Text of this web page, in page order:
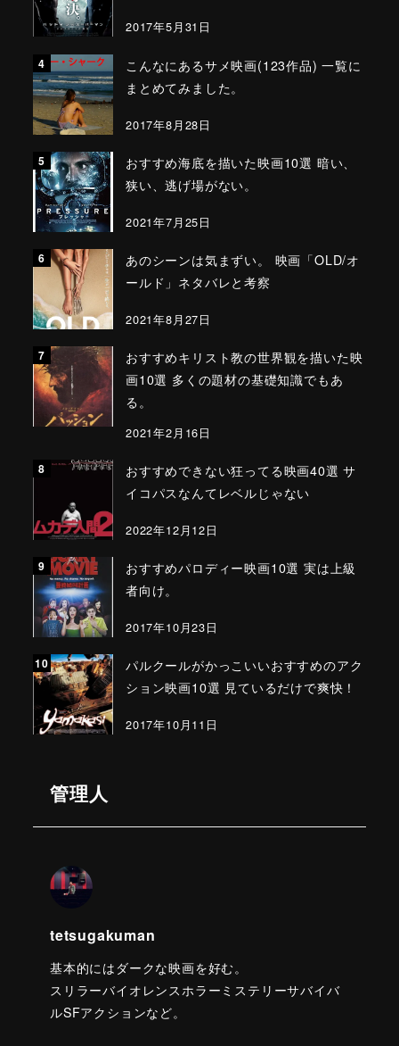
2017年5月31日
こんなにあるサメ映画(123作品) 一覧に
まとめてみました。
2017年8月28日
おすすめ海底を描いた映画10選 暗い、
狭い、逃げ場がない。
2021年7月25日
あのシーンは気まずい。 映画「OLD/オ
ールド」ネタバレと考察
2021年8月27日
おすすめキリスト教の世界観を描いた映
画10選 多くの題材の基礎知識でもあ
る。
2021年2月16日
おすすめできない狂ってる映画40選 サ
イコパスなんてレベルじゃない
2022年12月12日
おすすめパロディー映画10選 実は上級
者向け。
2017年10月23日
パルクールがかっこいいおすすめのアク
ション映画10選 見ているだけで爽快！
2017年10月11日
管理人
tetsugakuman
基本的にはダークな映画を好む。
スリラーバイオレンスホラーミステリーサバイバ
ルSFアクションなど。